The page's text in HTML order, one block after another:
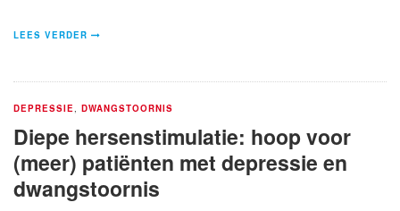
LEES VERDER
DEPRESSIE DWANGSTOORNIS
Diepe hersenstimulatie: hoop voor
(meer) patiënten met depressie en
dwangstoornis